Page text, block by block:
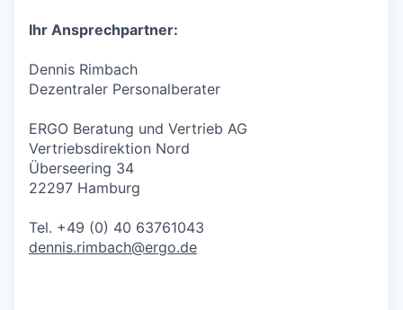
Ihr Ansprechpartner:
Dennis Rimbach
Dezentraler Personalberater
ERGO Beratung und Vertrieb AG
Vertriebsdirektion Nord
Überseering 34
22297 Hamburg
Tel. +49 (0) 40 63761043
dennis.rimbach@ergo.de